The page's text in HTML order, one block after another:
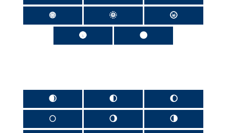
🌐 🌞 🌝
🌚 🌑
🌒 🌓 🌔
🌕 🌖 🌗